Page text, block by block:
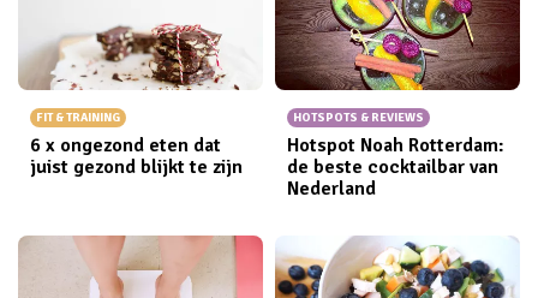
daagse. Met een beetje hulp van het saladeschap van
de Appie tover je iedere dag een andere salade op
bord. Check hieronder welke salades ik allemaal heb
saladefeestje.
FIT & TRAINING
6 x ongezond eten dat
juist gezond blijkt te zijn
HOTSPOTS & REVIEWS
Hotspot Noah Rotterdam:
de beste cocktailbar van
Nederland